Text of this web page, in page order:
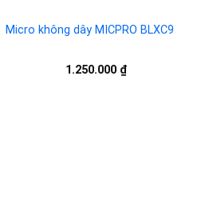
Micro không dây MICPRO BLXC9
1.250.000 ₫